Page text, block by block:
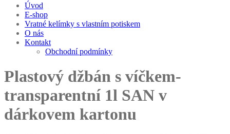
Úvod
E-shop
Vratné kelímky s vlastním potiskem
O nás
Kontakt
Obchodní podmínky
Plastový džbán s víčkem-
transparentní 1l SAN v
dárkovem kartonu